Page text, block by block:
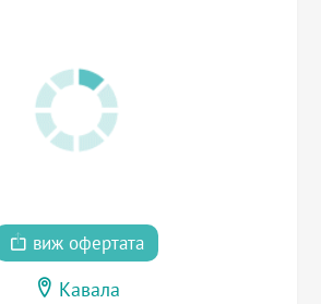
виж офертата
Кавала